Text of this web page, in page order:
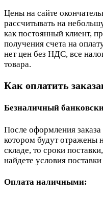
Цены на сайте
рассчитывать на
как постоянный клиент,
получения счета на
нет цен без НДС, все
товара.
Как оплатить
Безналичный
После оформления заказа
котором будут отражены
складе, то сроки
найдете условия
Оплата наличными: